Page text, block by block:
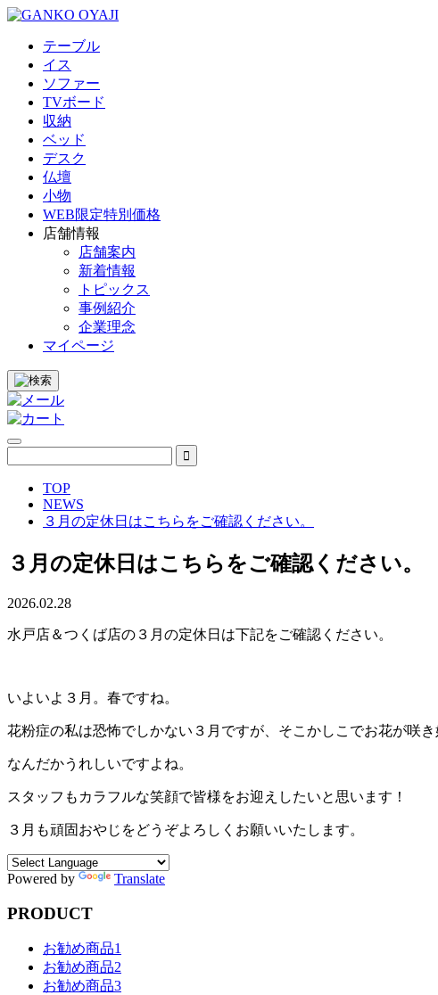
テーブル
イス
ソファー
TVボード
収納
ベッド
デスク
仏壇
小物
WEB限定特別価格
店舗情報
店舗案内
新着情報
トピックス
事例紹介
企業理念
マイページ
TOP
NEWS
３月の定休日はこちらをご確認ください。
３月の定休日はこちらをご確認ください。
2026.02.28
水戸店＆つくば店の３月の定休日は下記をご確認ください。
いよいよ３月。春ですね。
花粉症の私は恐怖でしかない３月ですが、そこかしこでお花が咲
なんだかうれしいですよね。
スタッフもカラフルな笑顔で皆様をお迎えしたいと思います！
３月も頑固おやじをどうぞよろしくお願いいたします。
Powered by Translate
PRODUCT
お勧め商品1
お勧め商品2
お勧め商品3